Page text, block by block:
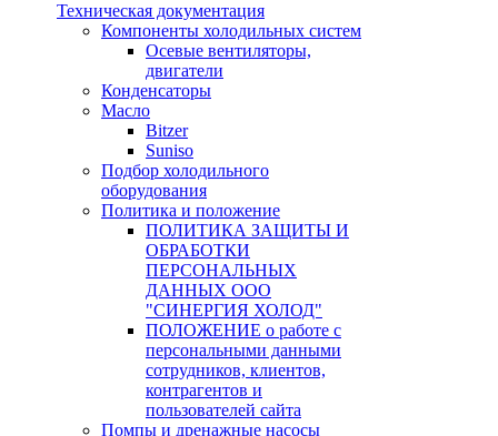
Техническая документация
Компоненты холодильных систем
Осевые вентиляторы,
двигатели
Конденсаторы
Масло
Bitzer
Suniso
Подбор холодильного
оборудования
Политика и положение
ПОЛИТИКА ЗАЩИТЫ И
ОБРАБОТКИ
ПЕРСОНАЛЬНЫХ
ДАННЫХ ООО
"СИНЕРГИЯ ХОЛОД"
ПОЛОЖЕНИЕ о работе с
персональными данными
сотрудников, клиентов,
контрагентов и
пользователей сайта
Помпы и дренажные насосы